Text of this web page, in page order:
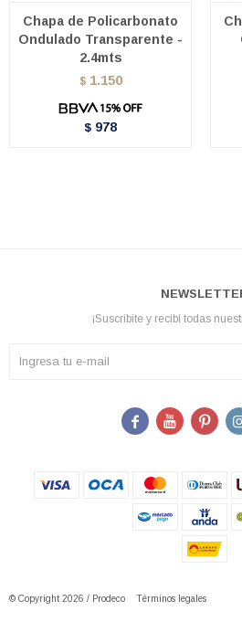
Chapa de Policarbonato
Ondulado Transparente -
2.4mts
$ 1.150
$ 978
¡Suscribite y recibí todas
  
© Copyright 2026 / Prodeco Términos legales